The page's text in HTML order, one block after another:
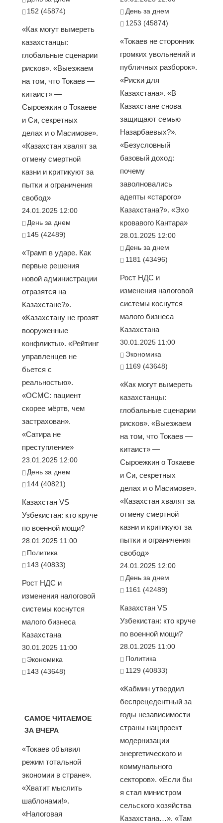
152 (45874)
«Как могут вымереть
казахстанцы:
глобальные сценарии
рисков». «Выезжаем
на том, что Токаев —
китаист» —
Сыроежкин о Токаеве
и Си, секретных
делах и о Масимове».
«Казахстан хвалят за
отмену смертной
казни и критикуют за
пытки и ограничения
свобод»
24.01.2025 12:00
День за днем
145 (42489)
«Трамп в ударе. Как
первые решения
новой администрации
отразятся на
Казахстане?».
«Казахстану не грозят
вооруженные
конфликты». «Рейтинг
управленцев не
бьется с
реальностью».
«ОСМС: пациент
скорее мёртв, чем
застрахован».
«Сатира не
преступление»
23.01.2025 12:00
День за днем
144 (40821)
Казахстан VS
Узбекистан: кто круче
по военной мощи?
28.01.2025 11:00
Политика
143 (40833)
Рост НДС и
изменения налоговой
системы коснутся
малого бизнеса
Казахстана
30.01.2025 11:00
Экономика
143 (43648)
САМОЕ ЧИТАЕМОЕ
ЗА ВЧЕРА
«Токаев объявил
режим тотальной
экономии в стране».
«Хватит мыслить
шаблонами!».
«Налоговая
День за днем
1253 (45874)
«Токаев не сторонник
громких увольнений и
публичных разборок».
«Риски для
Казахстана». «В
Казахстане снова
защищают семью
Назарбаевых?».
«Безусловный
базовый доход:
почему
заволновались
адепты «старого»
Казахстана?». «Эхо
кровавого Кантара»
28.01.2025 12:00
День за днем
1181 (43496)
Рост НДС и
изменения налоговой
системы коснутся
малого бизнеса
Казахстана
30.01.2025 11:00
Экономика
1169 (43648)
«Как могут вымереть
казахстанцы:
глобальные сценарии
рисков». «Выезжаем
на том, что Токаев —
китаист» —
Сыроежкин о Токаеве
и Си, секретных
делах и о Масимове».
«Казахстан хвалят за
отмену смертной
казни и критикуют за
пытки и ограничения
свобод»
24.01.2025 12:00
День за днем
1161 (42489)
Казахстан VS
Узбекистан: кто круче
по военной мощи?
28.01.2025 11:00
Политика
1129 (40833)
«Кабмин утвердил
беспрецедентный за
годы независимости
страны нацпроект
модернизации
энергетического и
коммунального
секторов». «Если бы
я стал министром
сельского хозяйства
Казахстана…». «Там